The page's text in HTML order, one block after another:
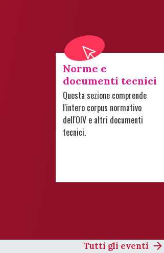
Norme e
documenti tecnici
Questa sezione comprende
l'intero corpus normativo
dell'OIV e altri documenti
tecnici.
Tutti gli eventi